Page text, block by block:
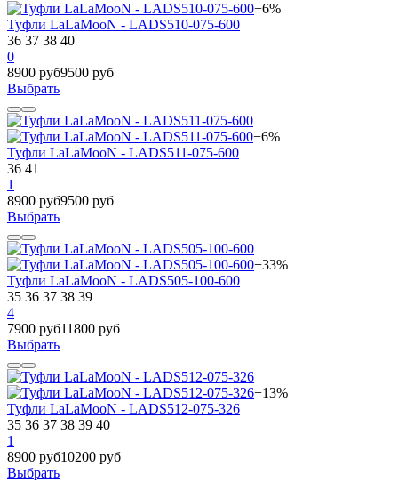
−6%
Туфли LaLaMooN - LADS510-075-600
36 37 38 40
0
8900 руб9500 руб
Выбрать
−6%
Туфли LaLaMooN - LADS511-075-600
36 41
1
8900 руб9500 руб
Выбрать
−33%
Туфли LaLaMooN - LADS505-100-600
35 36 37 38 39
4
7900 руб11800 руб
Выбрать
−13%
Туфли LaLaMooN - LADS512-075-326
35 36 37 38 39 40
1
8900 руб10200 руб
Выбрать